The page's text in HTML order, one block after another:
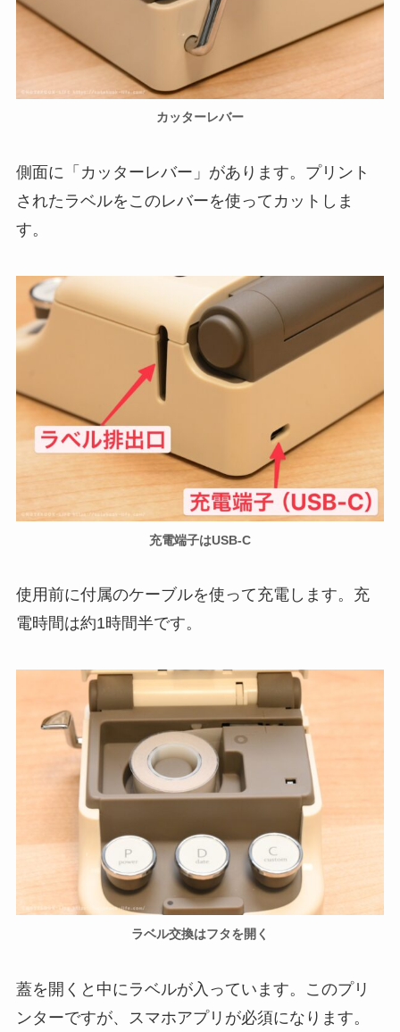
カッターレバー
側面に「カッターレバー」があります。プリント
されたラベルをこのレバーを使ってカットしま
す。
充電端子はUSB-C
使用前に付属のケーブルを使って充電します。充
電時間は約1時間半です。
ラベル交換はフタを開く
蓋を開くと中にラベルが入っています。このプリ
ンターですが、スマホアプリが必須になります。